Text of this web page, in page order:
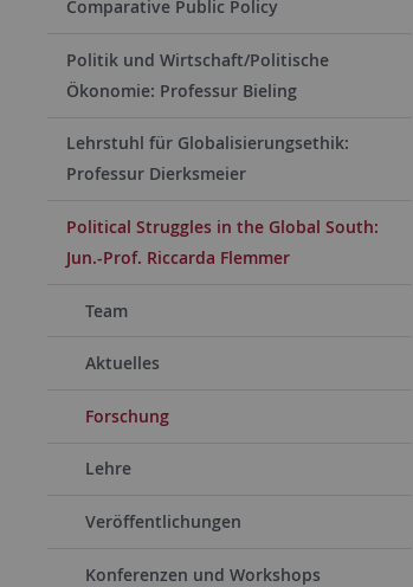
Comparative Public Policy
Politik und Wirtschaft/Politische
Ökonomie: Professur Bieling
Lehrstuhl für Globalisierungsethik:
Professur Dierksmeier
Political Struggles in the Global South:
Jun.-Prof. Riccarda Flemmer
Team
Aktuelles
Forschung
Lehre
Veröffentlichungen
Konferenzen und Workshops